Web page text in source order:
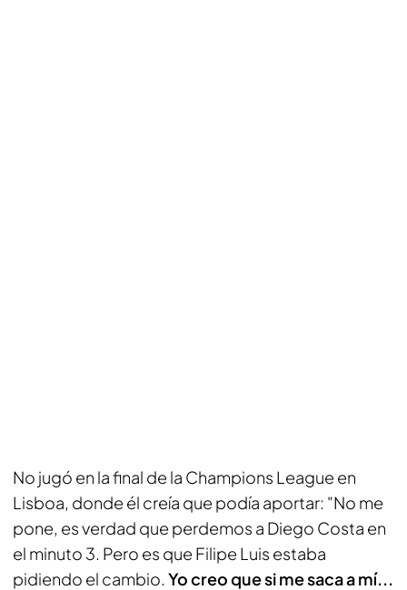
No jugó en la final de la Champions League en
Lisboa, donde él creía que podía aportar: "No me
pone, es verdad que perdemos a Diego Costa en
el minuto 3. Pero es que Filipe Luis estaba
pidiendo el cambio. Yo creo que si me saca a mí...